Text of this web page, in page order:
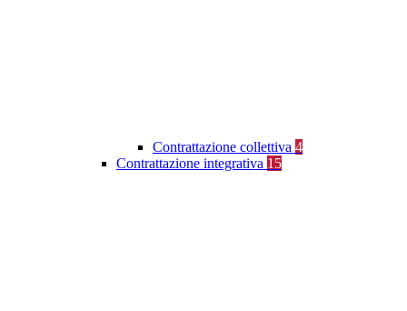
Contrattazione collettiva 4
Contrattazione integrativa 15